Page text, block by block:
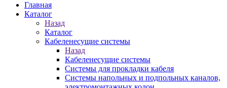
Главная
Каталог
Назад
Каталог
Кабеленесущие системы
Назад
Кабеленесущие системы
Системы для прокладки кабеля
Системы напольных и подпольных каналов,